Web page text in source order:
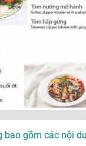
gồm các nội